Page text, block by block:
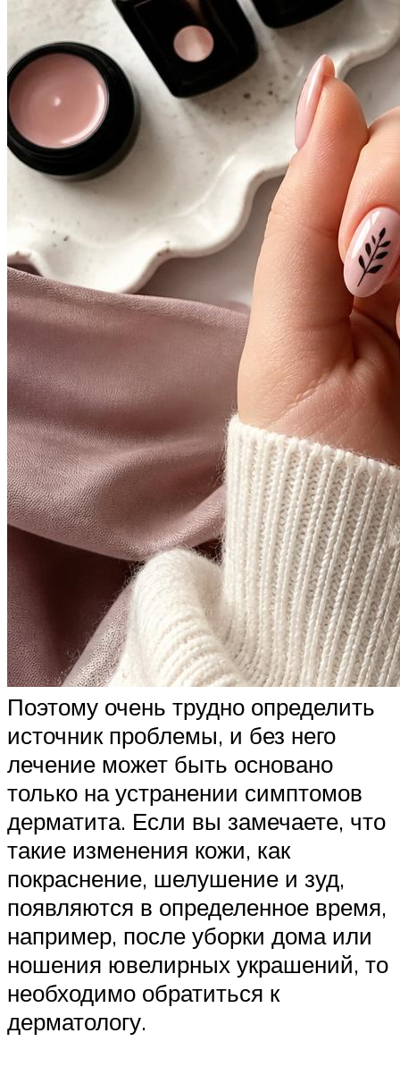
Поэтому очень трудно определить
источник проблемы, и без него
лечение может быть основано
только на устранении симптомов
дерматита. Если вы замечаете, что
такие изменения кожи, как
покраснение, шелушение и зуд,
появляются в определенное время,
например, после уборки дома или
ношения ювелирных украшений, то
необходимо обратиться к
дерматологу.